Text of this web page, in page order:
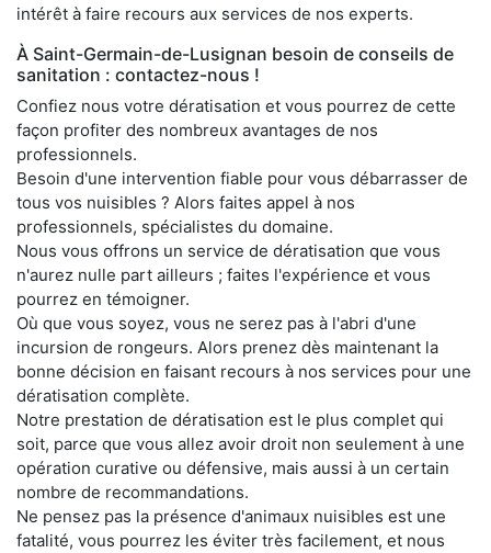
intérêt à faire recours aux services de nos experts.
À Saint-Germain-de-Lusignan besoin de conseils de
sanitation : contactez-nous !
Confiez nous votre dératisation et vous pourrez de cette
façon profiter des nombreux avantages de nos
professionnels.
Besoin d'une intervention fiable pour vous débarrasser de
tous vos nuisibles ? Alors faites appel à nos
professionnels, spécialistes du domaine.
Nous vous offrons un service de dératisation que vous
n'aurez nulle part ailleurs ; faites l'expérience et vous
pourrez en témoigner.
Où que vous soyez, vous ne serez pas à l'abri d'une
incursion de rongeurs. Alors prenez dès maintenant la
bonne décision en faisant recours à nos services pour une
dératisation complète.
Notre prestation de dératisation est le plus complet qui
soit, parce que vous allez avoir droit non seulement à une
opération curative ou défensive, mais aussi à un certain
nombre de recommandations.
Ne pensez pas la présence d'animaux nuisibles est une
fatalité, vous pourrez les éviter très facilement, et nous